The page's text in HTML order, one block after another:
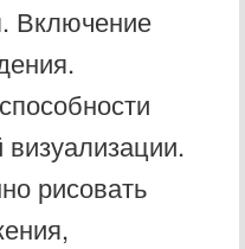
Включение
визуализации.
рисовать